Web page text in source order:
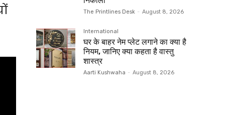
The Printlines Desk - August 8, 2026
International
घर के बाहर नेम प्लेट लगाने का क्या है
नियम, जानिए क्या कहता है वास्तु
शास्त्र
Aarti Kushwaha - August 8, 2026